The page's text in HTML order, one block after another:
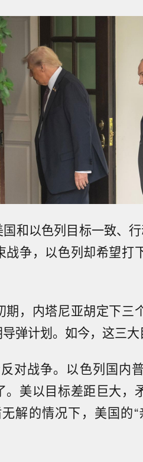
和以色列目标一致、
战争，以色列却希望打
期，内塔尼亚胡定下三
弹计划。如今，这三大
对战争。以色列国内
。美以目标差距巨大，
解的情况下，美国的